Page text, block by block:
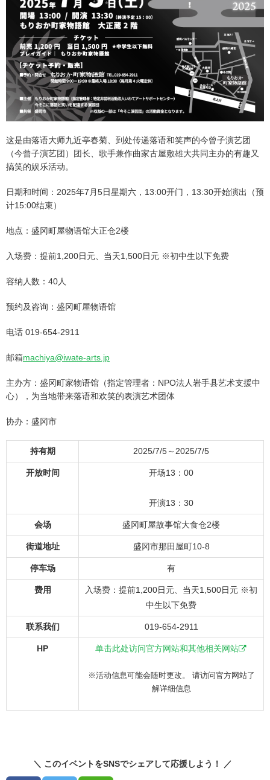
这是由落语大师九近亭春菊、到处传递落语和笑声的今曾子演艺团
（今曾子演艺团）团长、歌手兼作曲家古屋敷雄大共同主办的有趣又
搞笑的娱乐活动。
日期和时间：2025年7月5日星期六，13:00开门，13:30开始演出（预
计15:00结束）
地点：盛冈町屋物语馆大正仓2楼
入场费：提前1,200日元、当天1,500日元 ※初中生以下免费
容纳人数：40人
预约及咨询：盛冈町屋物语馆
电话 019-654-2911
邮箱machiya@iwate-arts.jp
主办方：盛冈町家物语馆（指定管理者：NPO法人岩手县艺术支援中
心），为当地带来落语和欢笑的表演艺术团体
协办：盛冈市
持有期 2025/7/5～2025/7/5
开放时间 开场13：00
开演13：30
会场 盛冈町屋故事馆大食仓2楼
街道地址 盛冈市那田屋町10-8
停车场 有
费用
入场费：提前1,200日元、当天1,500日元 ※初
中生以下免费
联系我们 019-654-2911
HP 单击此处访问官方网站和其他相关网站
※活动信息可能会随时更改。 请访问官方网站了
解详细信息
＼ このイベントをSNSでシェアして応援しよう！ ／